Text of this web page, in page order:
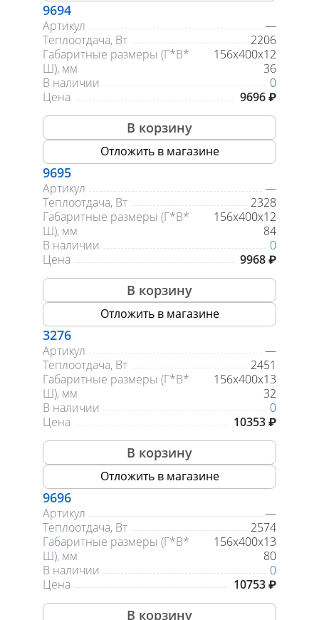
9694
Артикул
—
Теплоотдача, Вт
2206
Габаритные размеры (Г*В*
Ш), мм
156х400х12
36
В наличии
0
Цена
9696 ₽
В корзину
Отложить в магазине
9695
Артикул
—
Теплоотдача, Вт
2328
Габаритные размеры (Г*В*
Ш), мм
156х400х12
84
В наличии
0
Цена
9968 ₽
В корзину
Отложить в магазине
3276
Артикул
—
Теплоотдача, Вт
2451
Габаритные размеры (Г*В*
Ш), мм
156х400х13
32
В наличии
0
Цена
10353 ₽
В корзину
Отложить в магазине
9696
Артикул
—
Теплоотдача, Вт
2574
Габаритные размеры (Г*В*
Ш), мм
156х400х13
80
В наличии
0
Цена
10753 ₽
В корзину